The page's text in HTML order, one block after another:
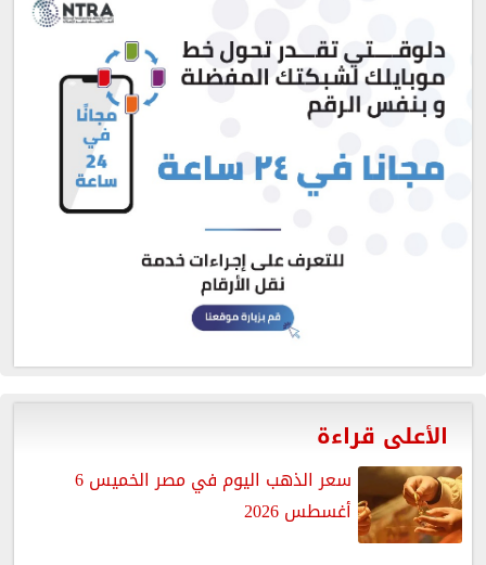
الأعلى قراءة
سعر الذهب اليوم في مصر الخميس 6
أغسطس 2026